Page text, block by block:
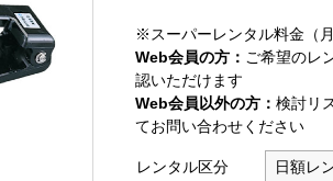
※スーパーレンタル料金（
Web会員の方： ご希望のレ
認いただけます
Web会員以外の方： 検討リ
てお問い合わせください
レンタル区分